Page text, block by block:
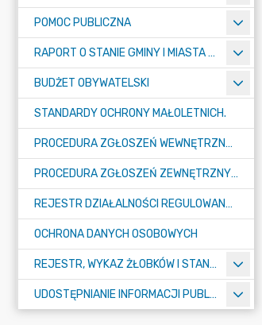
POMOC PUBLICZNA
RAPORT O STANIE GMINY I MIASTA TULISZKÓW
BUDŻET OBYWATELSKI
STANDARDY OCHRONY MAŁOLETNICH.
PROCEDURA ZGŁOSZEŃ WEWNĘTRZNYCH W URZĘDZIE GMINY I MIASTA W TULISZKOWIE
PROCEDURA ZGŁOSZEŃ ZEWNĘTRZNYCH
REJESTR DZIAŁALNOŚCI REGULOWANEJ
OCHRONA DANYCH OSOBOWYCH
REJESTR, WYKAZ ŻŁOBKÓW I STANDARDY OPIEKI NAD DZIEĆMI W WIEKU DO LAT 3
UDOSTĘPNIANIE INFORMACJI PUBLICZNEJ